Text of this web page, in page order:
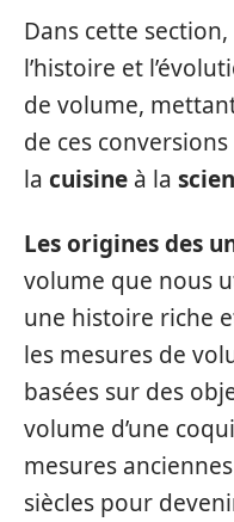
Dans cette
l’histoire et
de volume,
de ces
la cuisine à la
Les origines des
volume que nous
une histoire riche
les mesures de
basées sur des
volume d’une
mesures
siècles pour